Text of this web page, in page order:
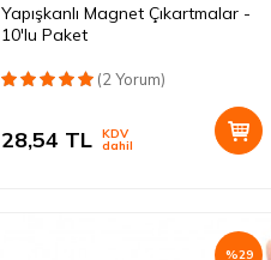
Yapışkanlı Magnet Çıkartmalar -
10'lu Paket
(2 Yorum)
28,54 TL KDV
dahil
%29